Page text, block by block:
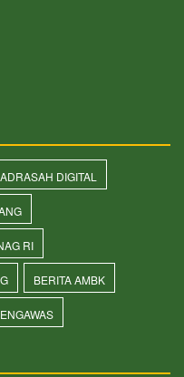
DIGITAL
RI
BERITA AMBK